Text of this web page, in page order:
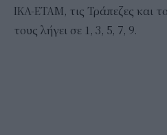
ΙΚΑ-ΕΤΑΜ, τις Τράπεζες και
τους λήγει σε 1, 3, 5, 7, 9.